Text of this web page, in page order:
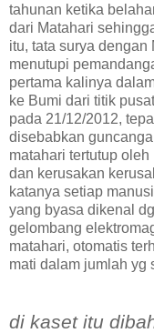
tahunan ketika
dari Matahari
itu, tata surya
menutupi
pertama kalinya
ke Bumi dari titik
pada 21/12/2012,
disebabkan
matahari tertutup
dan kerusakan
katanya setiap
yang byasa dikenal
gelombang
matahari, otomatis
mati dalam jumlah yg
di kaset itu